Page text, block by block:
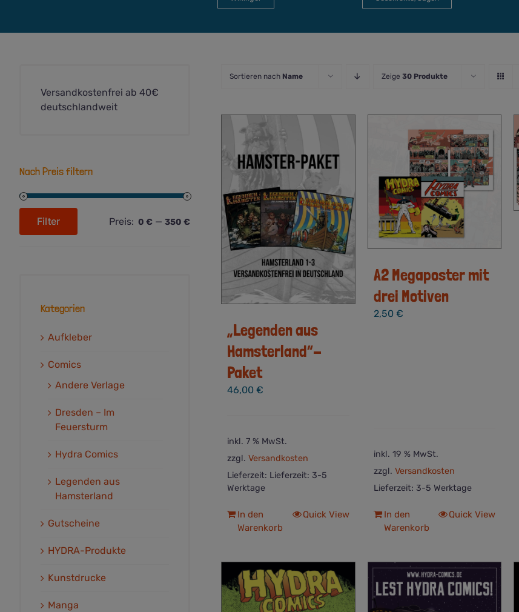
Sortieren nach Name Zeige 30 Produkte
„Legenden aus
Hamsterland“-
Paket
46,00 €
inkl. 7 % MwSt.
zzgl. Versandkosten
Lieferzeit: Lieferzeit: 3-5
Werktage
In den
Warenkorb
Quick View
A2 Megaposter mit
drei Motiven
2,50 €
inkl. 19 % MwSt.
zzgl. Versandkosten
Lieferzeit: 3-5 Werktage
In den
Warenkorb
Quick View
Versandkostenfrei ab 40€
deutschlandweit
Nach Preis filtern
Max.
Filter Preis: 0 €— 350 €
Kategorien
Aufkleber
Comics
Andere Verlage
Dresden – Im
Feuersturm
Hydra Comics
Legenden aus
Hamsterland
Gutscheine
HYDRA-Produkte
Kunstdrucke
Manga